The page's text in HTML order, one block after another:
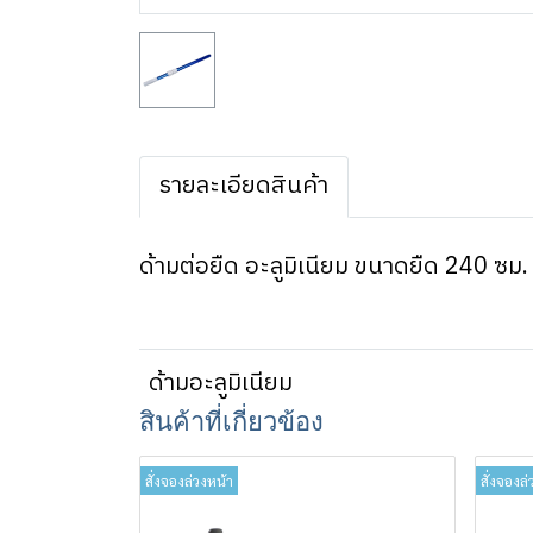
รายละเอียดสินค้า
ด้ามต่อยืด อะลูมิเนียม ขนาดยืด 240 ซม.
ด้ามอะลูมิเนียม
สินค้าที่เกี่ยวข้อง
สั่งจองล่วงหน้า สั่งจองล่